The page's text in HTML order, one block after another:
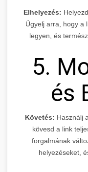
Elhelyezés:
Ügyelj arra, hogy a
legyen, és
5.
és
Követés: Használj
kövesd a link
forgalmának
helyezéseket,